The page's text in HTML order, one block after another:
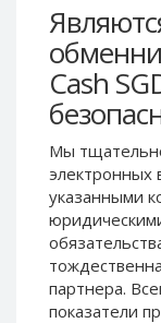
Cash
Мы
электронных
указанными
партнера.
показатели
PaySera USD
PaySera EUR
PaySera PLN
AliPay CNY
UnionPay CNY
Paymer USD
Paymer RUB
Paymer UAH
Capitalist USD
Capitalist RUB